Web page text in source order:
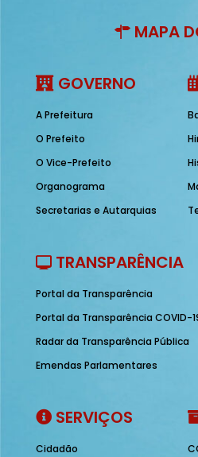
MAPA
GOVERNO
A Prefeitura
O Prefeito
O Vice-Prefeito
Organograma
Secretarias e Autarquias
TRANSPARÊNCIA
Portal da Transparência
Portal da Transparência COVID-
Radar da Transparência Pública
Emendas Parlamentares
SERVIÇOS
Cidadão